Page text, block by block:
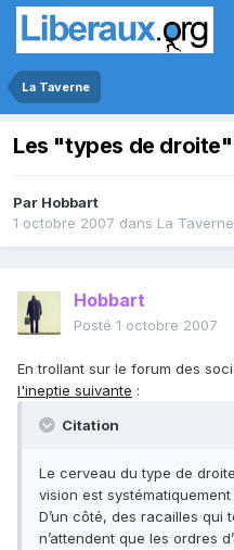
La Taverne
Les "types de
Par Hobbart
1 octobre 2007 dans La Taverne
Hobbart
Posté 1 octobre 2007
En trollant sur le forum des
l'ineptie suivante :
Citation
Le cerveau du type de
vision est
D’un côté, des racailles qui
n’attendent que les ordres